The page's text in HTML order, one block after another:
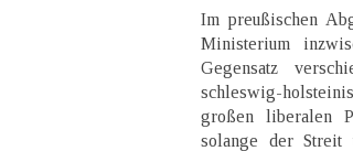
Im preußischen
Ministerium
Gegensatz
schleswig-
großen liberalen
solange der